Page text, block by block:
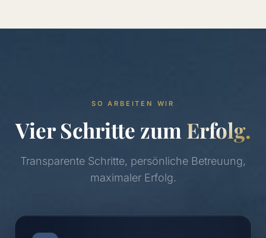
SO ARBEITEN WIR
Vier Schritte zum Erfolg.
Transparente Schritte, persönliche Betreuung,
maximaler Erfolg.